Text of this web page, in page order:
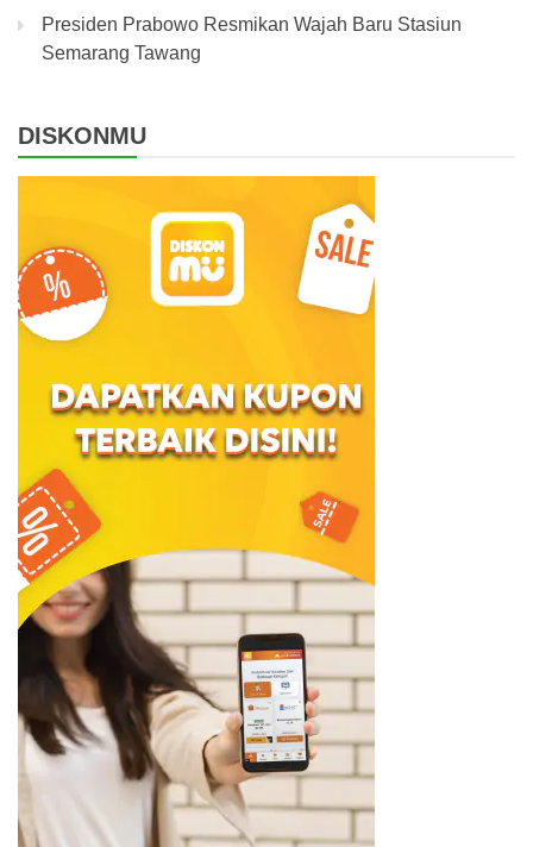
Presiden Prabowo Resmikan Wajah Baru Stasiun
Semarang Tawang
DISKONMU